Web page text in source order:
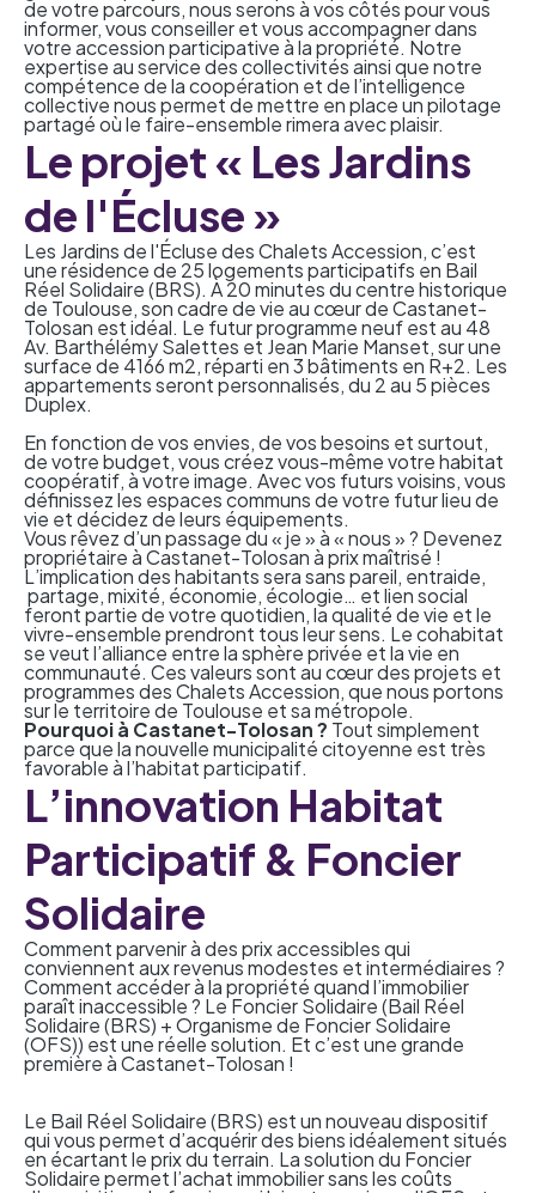
de votre parcours, nous serons à vos côtés pour vous
informer, vous conseiller et vous accompagner dans
votreaccession participativeà la propriété. Notre
expertise au service des collectivités ainsi que notre
compétence de la coopération et de l’intelligence
collective nous permet de mettre en place un pilotage
partagé où le faire-ensemble rimera avec plaisir.
Le projet « Les Jardins
de l'Écluse »
Les Jardins de l'Écluse des Chalets Accession, c’est
une résidence de 25 logements participatifs en Bail
Réel Solidaire (BRS). À 20 minutes du centre historique
de Toulouse, son cadre de vie au cœur de Castanet-
Tolosan est idéal. Le futur programme neuf est au 48
Av. Barthélémy Salettes et Jean Marie Manset, sur une
surface de 4166 m2, réparti en 3 bâtiments en R+2. Les
appartements seront personnalisés, du 2 au 5 pièces
Duplex.
En fonction de vos envies, de vos besoins et surtout,
de votre budget, vous créez vous-même votre habitat
coopératif, à votre image. Avec vos futurs voisins, vous
définissez les espaces communs de votre futur lieu de
vie et décidez de leurs équipements.
Vous rêvez d’un passage du « je » à « nous » ? Devenez
propriétaire à Castanet-Tolosan à prix maîtrisé !
L’implication des habitants sera sans pareil, entraide,
partage, mixité, économie, écologie… et lien social
feront partie de votre quotidien, la qualité de vie et le
vivre-ensemble prendront tous leur sens. Le cohabitat
se veut l’alliance entre la sphère privée et la vie en
communauté. Ces valeurs sont au cœur des projets et
programmes des Chalets Accession, que nous portons
sur le territoire de Toulouse et sa métropole.
Pourquoi à Castanet-Tolosan ? Tout simplement
parce que la nouvelle municipalité citoyenne est très
favorable à l’habitat participatif.
L’innovation Habitat
Participatif & Foncier
Solidaire
Comment parvenir à des prix accessibles qui
conviennent aux revenus modestes et intermédiaires ?
Comment accéder à la propriété quand l’immobilier
paraît inaccessible ? Le Foncier Solidaire (Bail Réel
Solidaire (BRS) + Organisme de Foncier Solidaire
(OFS)) est une réelle solution. Et c’est une grande
première à Castanet-Tolosan !
Le Bail Réel Solidaire (BRS) est un nouveau dispositif
qui vous permet d’acquérir des biens idéalement situés
en écartant le prix du terrain. La solution du Foncier
Solidaire permet l’achat immobilier sans les coûts